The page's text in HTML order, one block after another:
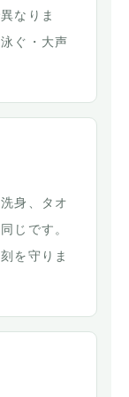
なりま
ぐ・大声
身、タオ
じです。
を守りま